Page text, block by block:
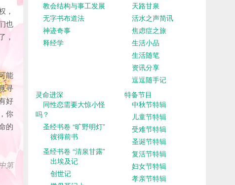
，
也
，
能
寻
好
你
的
第
教会结构与事工发展
无字书布道法
神迹奇事
释经学
天路甘泉
活水之声简讯
焦虑症之旅
生活小品
生活随笔
资讯分享
逗逗随手记
灵命进深
同性恋需要大惊小怪
吗？
圣经书卷 “旷野明灯”
彼得前书
圣经书卷 “清泉甘露”
出埃及记
创世记
特备节目
中秋节特辑
儿童节特辑
受难节特辑
圣诞节特辑
复活节特辑
妇女节特辑
孝亲节特辑